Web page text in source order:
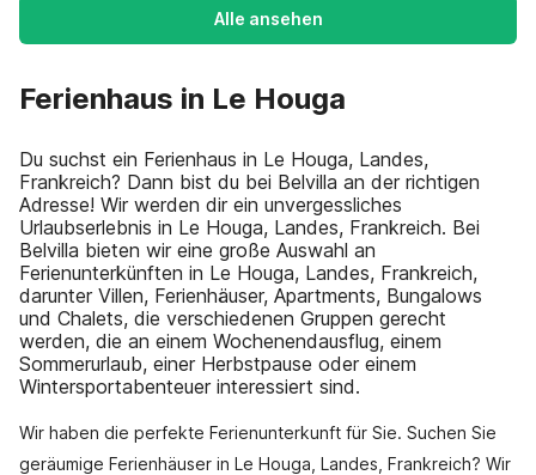
Alle ansehen
Ferienhaus in Le Houga
Du suchst ein Ferienhaus in Le Houga, Landes,
Frankreich? Dann bist du bei Belvilla an der richtigen
Adresse! Wir werden dir ein unvergessliches
Urlaubserlebnis in Le Houga, Landes, Frankreich. Bei
Belvilla bieten wir eine große Auswahl an
Ferienunterkünften in Le Houga, Landes, Frankreich,
darunter Villen, Ferienhäuser, Apartments, Bungalows
und Chalets, die verschiedenen Gruppen gerecht
werden, die an einem Wochenendausflug, einem
Sommerurlaub, einer Herbstpause oder einem
Wintersportabenteuer interessiert sind.
Wir haben die perfekte Ferienunterkunft für Sie. Suchen Sie
geräumige Ferienhäuser in Le Houga, Landes, Frankreich? Wir